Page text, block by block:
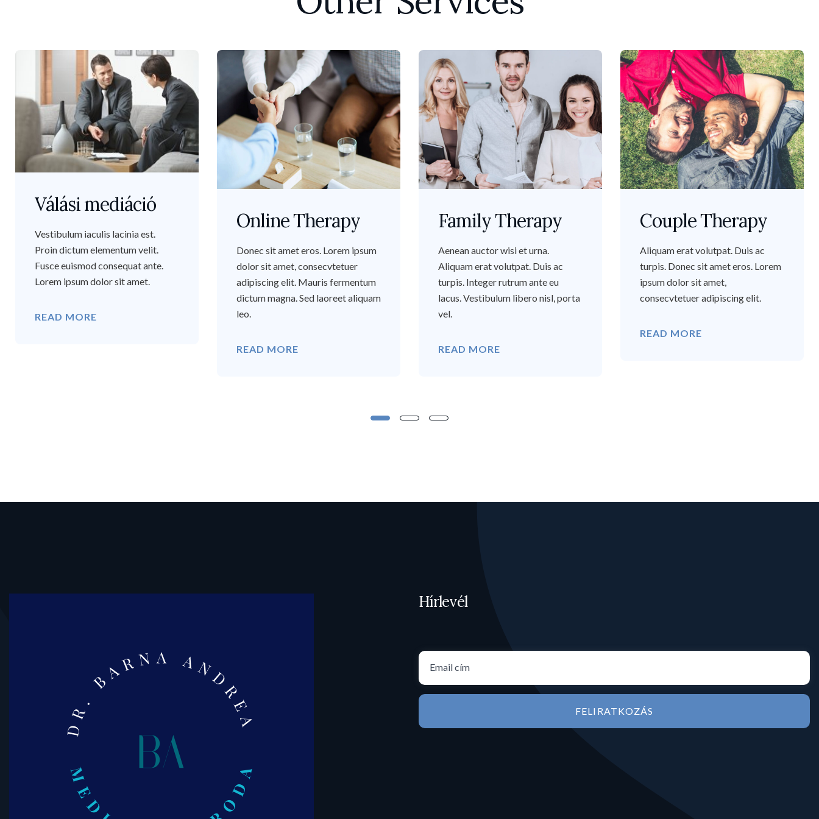
Válási mediáció
Vestibulum iaculis lacinia est.
Proin dictum elementum velit.
Fusce euismod consequat ante.
Lorem ipsum dolor sit amet.
READ MORE
Online Therapy
Donec sit amet eros. Lorem ipsum
dolor sit amet, consecvtetuer
adipiscing elit. Mauris fermentum
dictum magna. Sed laoreet aliquam
leo.
READ MORE
Family Therapy
Aenean auctor wisi et urna.
Aliquam erat volutpat. Duis ac
turpis. Integer rutrum ante eu
lacus. Vestibulum libero nisl, porta
vel.
READ MORE
Couple Therapy
Aliquam erat volutpat. Duis ac
turpis. Donec sit amet eros. Lorem
ipsum dolor sit amet,
consecvtetuer adipiscing elit.
READ MORE
Hírlevél
FELIRATKOZÁS